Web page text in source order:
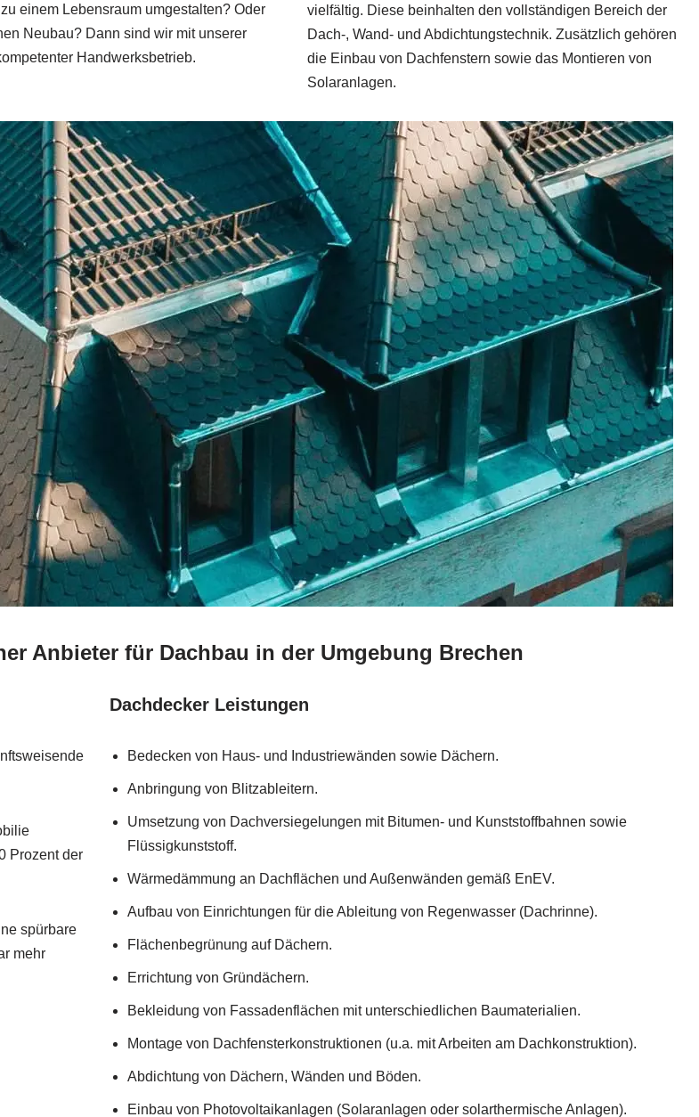
einem Lebensraum umgestalten? Oder
Neubau? Dann sind wir mit unserer
Handwerksbetrieb.
vielfältig. Diese beinhalten den vollständigen Bereich der
Dach-, Wand- und Abdichtungstechnik. Zusätzlich gehören
die Einbau von Dachfenstern sowie das Montieren von
Solaranlagen.
Anbieter für Dachbau in der Umgebung Brechen
Prozent der
spürbare
mehr
Dachdecker Leistungen
Bedecken von Haus- und Industriewänden sowie Dächern.
Anbringung von Blitzableitern.
Umsetzung von Dachversiegelungen mit Bitumen- und Kunststoffbahnen sowie
Flüssigkunststoff.
Wärmedämmung an Dachflächen und Außenwänden gemäß EnEV.
Aufbau von Einrichtungen für die Ableitung von Regenwasser (Dachrinne).
Flächenbegrünung auf Dächern.
Errichtung von Gründächern.
Bekleidung von Fassadenflächen mit unterschiedlichen Baumaterialien.
Montage von Dachfensterkonstruktionen (u.a. mit Arbeiten am Dachkonstruktion).
Abdichtung von Dächern, Wänden und Böden.
Einbau von Photovoltaikanlagen (Solaranlagen oder solarthermische Anlagen).